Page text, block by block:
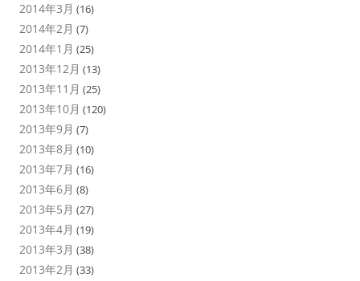
2014年3月 (16)
2014年2月 (7)
2014年1月 (25)
2013年12月 (13)
2013年11月 (25)
2013年10月 (120)
2013年9月 (7)
2013年8月 (10)
2013年7月 (16)
2013年6月 (8)
2013年5月 (27)
2013年4月 (19)
2013年3月 (38)
2013年2月 (33)